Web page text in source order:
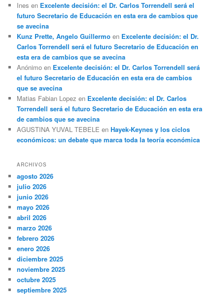
Ines en Excelente decisión: el Dr. Carlos Torrendell será el
futuro Secretario de Educación en esta era de cambios que
se avecina
Kunz Prette, Angelo Guillermo en Excelente decisión: el Dr.
Carlos Torrendell será el futuro Secretario de Educación en
esta era de cambios que se avecina
Anónimo en Excelente decisión: el Dr. Carlos Torrendell será
el futuro Secretario de Educación en esta era de cambios
que se avecina
Matias Fabian Lopez en Excelente decisión: el Dr. Carlos
Torrendell será el futuro Secretario de Educación en esta era
de cambios que se avecina
AGUSTINA YUVAL TEBELE enHayek-Keynes y los ciclos
económicos: un debate que marca toda la teoría económica
ARCHIVOS
agosto 2026
julio 2026
junio 2026
mayo 2026
abril 2026
marzo 2026
febrero 2026
enero 2026
diciembre 2025
noviembre 2025
octubre 2025
septiembre 2025